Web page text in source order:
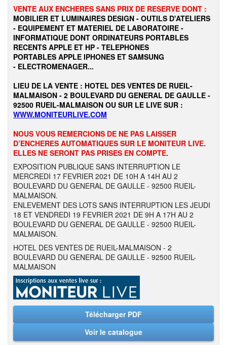
VENTE AUX ENCHERES SANS PRIX DE RESERVE DONT :
MOBILIER ET LUMINAIRES DESIGN - OUTILS D'ATELIERS
- EQUIPEMENT ET MATERIEL DE LABORATOIRE -
INFORMATIQUE DONT ORDINATEURS PORTABLES
RECENTS APPLE ET HP - TELEPHONES
PORTABLES APPLE IPHONES ET SAMSUNG
- ELECTROMENAGER...
LIEU DE LA VENTE : HOTEL DES VENTES DE RUEIL-
MALMAISON - 2 BOULEVARD DU GENERAL DE GAULLE -
92500 RUEIL-MALMAISON OU SUR LE LIVE SUR :
WWW.MONITEURLIVE.COM
NOUS VOUS REMERCIONS DE NE PAS LAISSER
D’ENCHERES AUTOMATIQUES SUR LE MONITEUR LIVE.
ELLES NE SERONT PAS PRISES EN COMPTE.
EXPOSITION PUBLIQUE SANS INTERRUPTION LE
MERCREDI 17 FEVRIER 2021 DE 10H A 14H AU 2
BOULEVARD DU GENERAL DE GAULLE - 92500 RUEIL-
MALMAISON.
ENLEVEMENT DES LOTS SANS INTERRUPTION LES JEUDI
18 ET VENDREDI 19 FEVRIER 2021 DE 9H A 17H AU 2
BOULEVARD DU GENERAL DE GAULLE - 92500 RUEIL-
MALMAISON.
HOTEL DES VENTES DE RUEIL-MALMAISON - 2
BOULEVARD DU GENERAL DE GAULLE - 92500 RUEIL-
MALMAISON
Télécharger PDF
Voir le catalogue